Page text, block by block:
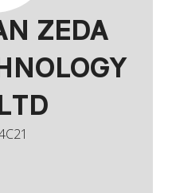
ZEDA